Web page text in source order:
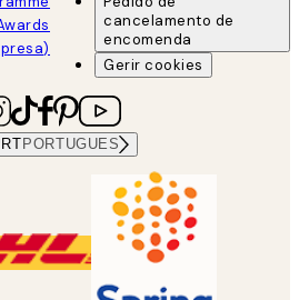
cancelamento de
encomenda
Gerir cookies
PORTUGUES